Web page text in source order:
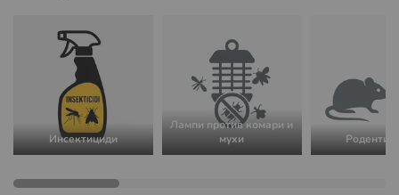
Инсектициди
Лампи против комари и
мухи